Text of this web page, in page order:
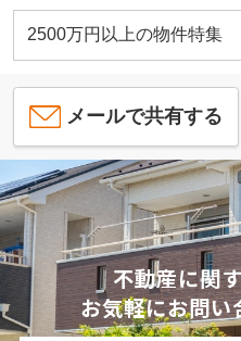
2500万円以上の物件特集
メールで共有する
不動産に関
お気軽にお問